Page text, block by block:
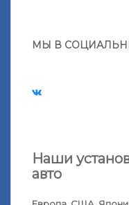
МЫ В
Наши
авто